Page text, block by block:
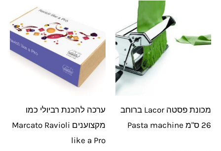
מכונת פסטה Lacor ברוחב
26 ס"מ Pasta machine
ערכה להכנת רביולי כמו
מקצוענים Marcato Ravioli
like a Pro